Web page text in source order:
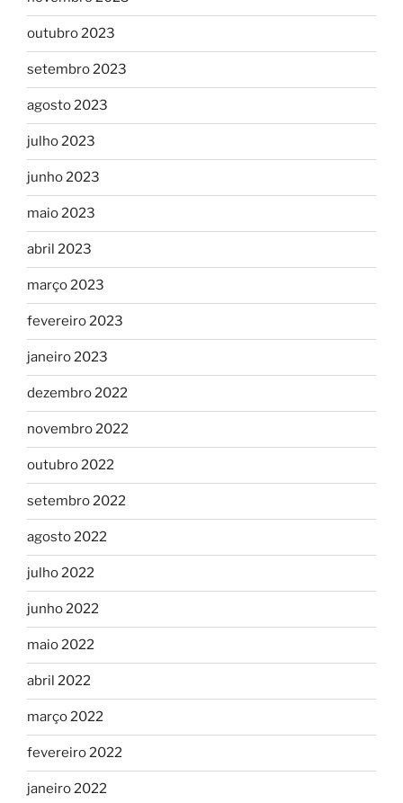
outubro 2023
setembro 2023
agosto 2023
julho 2023
junho 2023
maio 2023
abril 2023
março 2023
fevereiro 2023
janeiro 2023
dezembro 2022
novembro 2022
outubro 2022
setembro 2022
agosto 2022
julho 2022
junho 2022
maio 2022
abril 2022
março 2022
fevereiro 2022
janeiro 2022